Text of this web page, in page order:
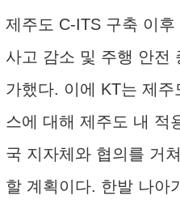
제주도 C-ITS 구축 이
사고 감소 및 주행 안전
가했다. 이에 KT는 제주
스에 대해 제주도 내 적
국 지자체와 협의를 거
할 계획이다. 한발 나아